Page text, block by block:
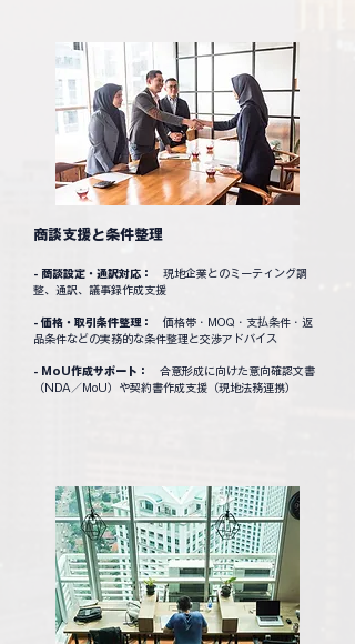
商談支援と条件整理
- 商談設定・通訳対応： 現地企業とのミーティング調
整、通訳、議事録作成支援
- 価格・取引条件整理： 価格帯・MOQ・支払条件・返
品条件などの実務的な条件整理と交渉アドバイス
- MoU作成サポート： 合意形成に向けた意向確認文書
（NDA／MoU）や契約書作成支援（現地法務連携）